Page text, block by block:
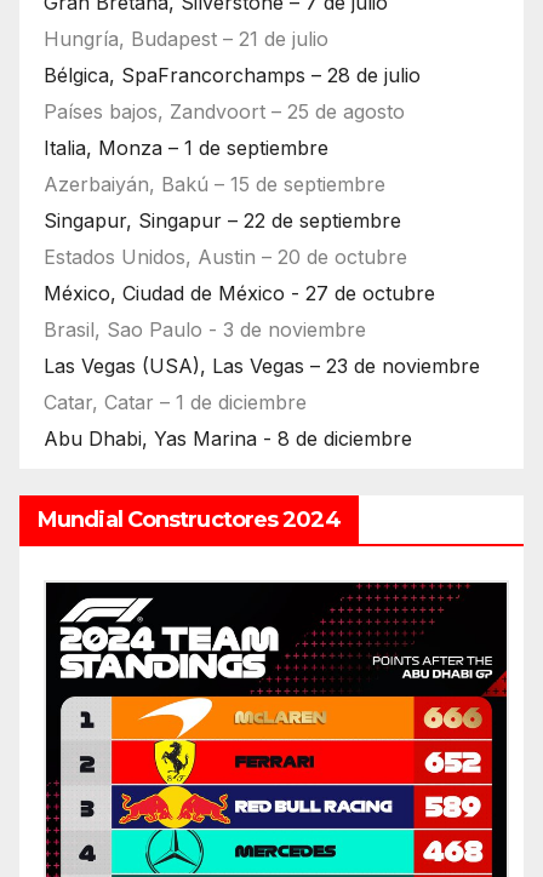
Hungría, Budapest – 21 de julio
Bélgica, SpaFrancorchamps – 28 de julio
Países bajos, Zandvoort – 25 de agosto
Italia, Monza – 1 de septiembre
Azerbaiyán, Bakú – 15 de septiembre
Singapur, Singapur – 22 de septiembre
Estados Unidos, Austin – 20 de octubre
México, Ciudad de México - 27 de octubre
Brasil, Sao Paulo - 3 de noviembre
Las Vegas (USA), Las Vegas – 23 de noviembre
Catar, Catar – 1 de diciembre
Abu Dhabi, Yas Marina - 8 de diciembre
Mundial Constructores 2024